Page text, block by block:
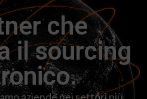
che
il sourcing